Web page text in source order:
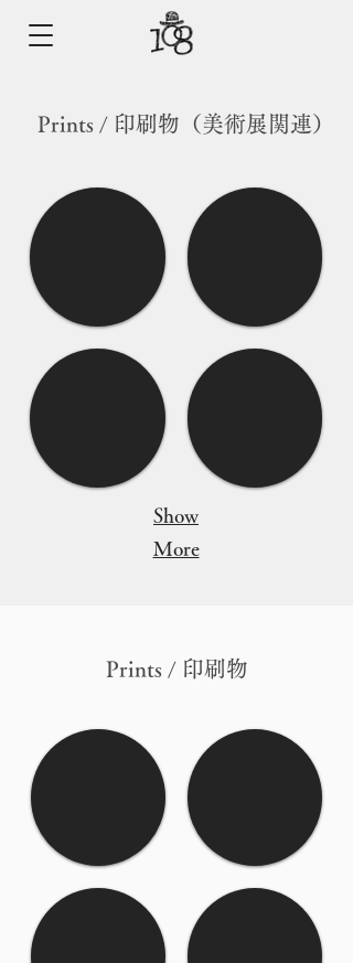
Prints / 印刷物（美術展関連）
Show
More
Prints / 印刷物